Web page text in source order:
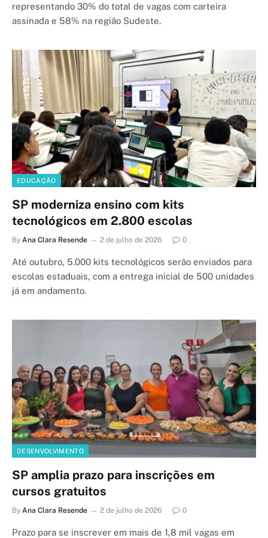
representando 30% do total de vagas com carteira
assinada e 58% na região Sudeste.
EDUCAÇÃO
SP moderniza ensino com kits
tecnológicos em 2.800 escolas
By Ana Clara Resende 2 de julho de 2026 0
Até outubro, 5.000 kits tecnológicos serão enviados para
escolas estaduais, com a entrega inicial de 500 unidades
já em andamento.
DESENVOLVIMENTO
SP amplia prazo para inscrições em
cursos gratuitos
By Ana Clara Resende 2 de julho de 2026 0
Prazo para se inscrever em mais de 1,8 mil vagas em